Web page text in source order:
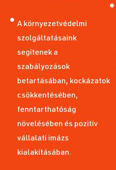
A környezetvédelmi
szolgáltatásaink
segítenek a
szabályozások
betartásában, kockázatok
csökkentésében,
fenntarthatóság
növelésében és pozitív
vállalati imázs
kialakításában.